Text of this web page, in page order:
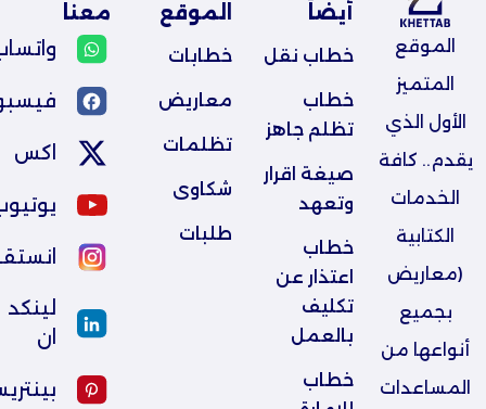
الموقع
المتميز
الأول الذي
يقدم.. كافة
الخدمات
الكتابية
(معاريض
بجميع
أنواعها من
المساعدات
أيضاً
خطاب نقل
تظلم جاهز
وتعهد
بالعمل
الموقع
خطابات
معاريض
تظلمات
شكاوى
طلبات
معنا
اكس
لينكد
ان